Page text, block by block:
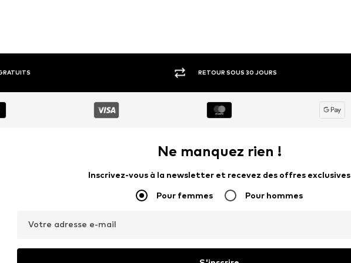
RETOUR SOUS 30 JOURS
Ne manquez rien !
Inscrivez-vous à la newsletter et recevez des offres exclusives
Pour femmes Pour hommes
Votre adresse e-mail